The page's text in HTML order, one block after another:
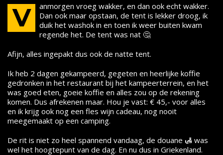
V
anmorgen vroeg wakker, en dan ook echt wakker.
Dan ook maar opstaan, de tent is lekker droog, ik
duik het washok in en toen ik weer buiten kwam
regende het. De tent was nat 🤔
Afijn, alles ingepakt dus ook de natte tent.
Ik heb 2 dagen gekampeerd, gegeten en heerlijke koffie
gedronken in het restaurant bij het kampeerterrein, en het
was goed eten, goeie koffie en alles zou op de rekening
komen. Dus afrekenen maar. Hou je vast: € 45,- voor alles
en ik krijg ook nog een fles wijn cadeau, nog nooit
meegemaakt op een camping.
De rit is niet zo heel spannend vandaag, de douane 🛃 was
wel het hoogtepunt van de dag. En nu dus in Griekenland.